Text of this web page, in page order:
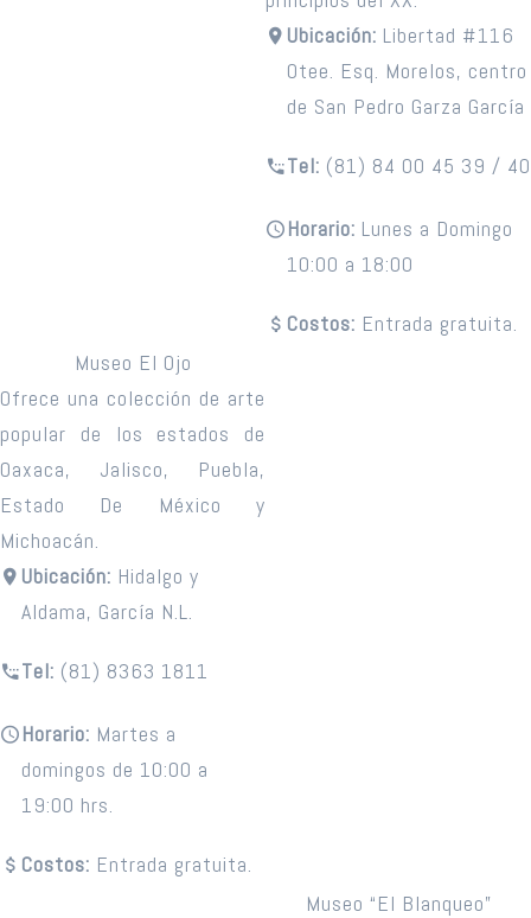
Ubicación: Libertad #116
Otee. Esq. Morelos, centro
de San Pedro Garza García
Tel: (81) 84 00 45 39 / 40
Horario: Lunes a Domingo
10:00 a 18:00
Costos: Entrada gratuita.
Museo El Ojo
Ofrece una colección de arte
popular de los estados de
Oaxaca, Jalisco, Puebla,
Estado De México y
Michoacán.
Ubicación: Hidalgo y
Aldama, García N.L.
Tel: (81) 8363 1811
Horario: Martes a
domingos de 10:00 a
19:00 hrs.
Costos: Entrada gratuita.
Museo “El Blanqueo”